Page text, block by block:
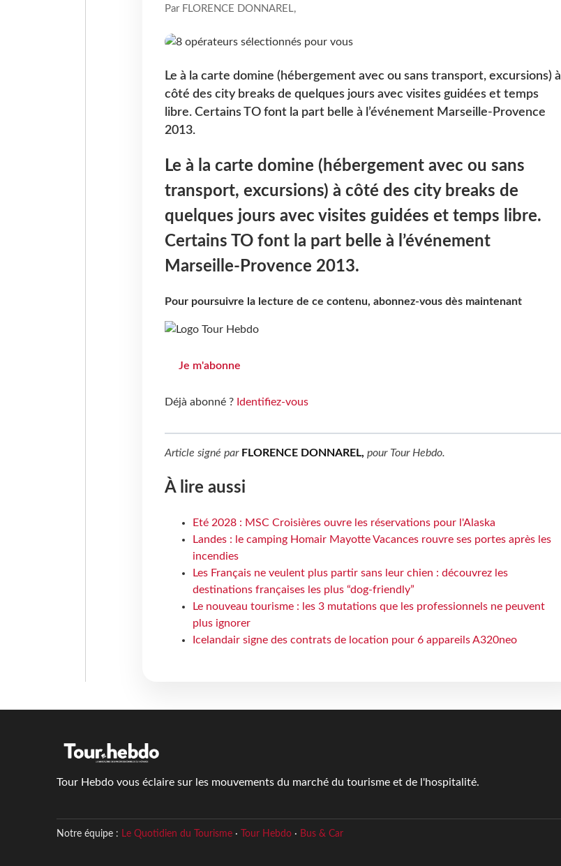
Par FLORENCE DONNAREL,
Le à la carte domine (hébergement avec ou sans transport, excursions) à
côté des city breaks de quelques jours avec visites guidées et temps
libre. Certains TO font la part belle à l’événement Marseille-Provence
2013.
Le à la carte domine (hébergement avec ou sans
transport, excursions) à côté des city breaks de
quelques jours avec visites guidées et temps libre.
Certains TO font la part belle à l’événement
Marseille-Provence 2013.
Pour poursuivre la lecture de ce contenu, abonnez-vous dès maintenant
Je m'abonne
Déjà abonné ? Identifiez-vous
Article signé par FLORENCE DONNAREL, pour Tour Hebdo.
À lire aussi
Eté 2028 : MSC Croisières ouvre les réservations pour l'Alaska
Landes : le camping Homair Mayotte Vacances rouvre ses portes après les
incendies
Les Français ne veulent plus partir sans leur chien : découvrez les
destinations françaises les plus “dog-friendly”
Le nouveau tourisme : les 3 mutations que les professionnels ne peuvent
plus ignorer
Icelandair signe des contrats de location pour 6 appareils A320neo
Tour Hebdo vous éclaire sur les mouvements du marché du tourisme et de l'hospitalité.
Notre équipe : Le Quotidien du Tourisme· Tour Hebdo· Bus & Car